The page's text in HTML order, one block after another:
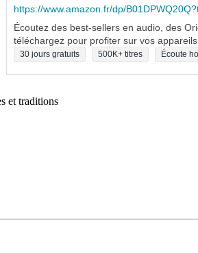
https://www.amazon.fr/dp/
Écoutez des best-sellers en audio, des
téléchargez pour profiter sur vos
30 jours gratuits 500K+ titres Écoute
et traditions